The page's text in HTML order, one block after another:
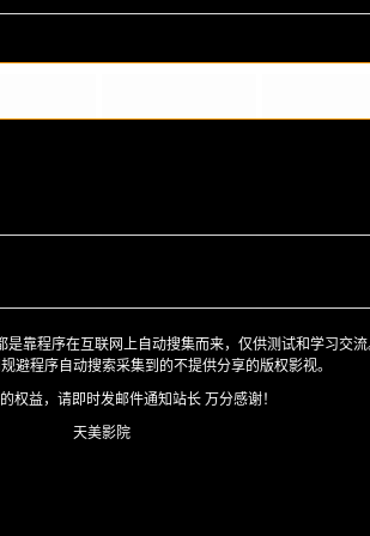
是靠程序在互联网上自动搜集而来，仅供测试和学习交
避程序自动搜索采集到的不提供分享的版权影视。
权益，请即时发邮件通知站长 万分感谢！
天美影院